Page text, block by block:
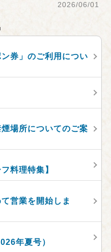
2026/06/01
券」のご利用につい
ご案内
場所についてのご案
料理特集】
営業を開始しま
年夏号）